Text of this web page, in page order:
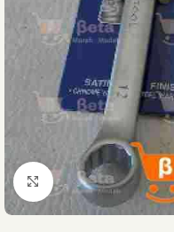
Click to enlarge